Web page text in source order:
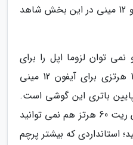
تفاوتی را بین آیفون 13 مینی و 12 مینی در این بخش شاهد
توان لزوما اپل را برای
عدم استفاده از نمایشگری 120 هرتزی برای آیفون 12 مینی
باتری این گوشی است.
به این صورت که حتی با رفرش ریت 60 هرتز هم نمی توانید
استانداردی که بیشتر پرچم